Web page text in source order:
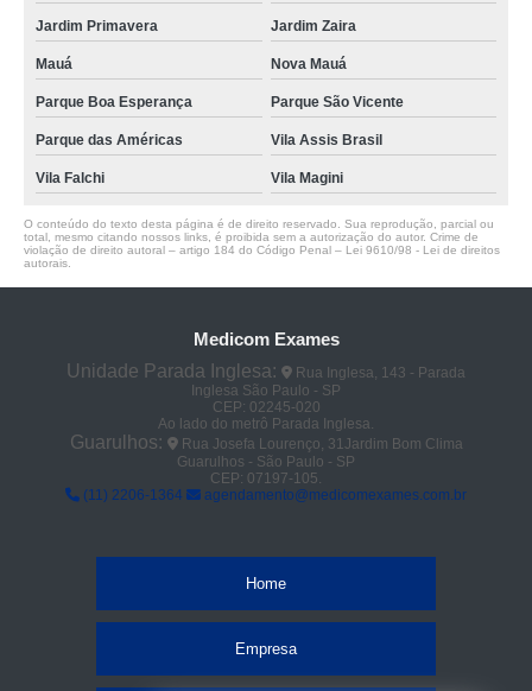
Jardim Primavera Jardim Zaira
Mauá Nova Mauá
Parque Boa Esperança Parque São Vicente
Parque das Américas Vila Assis Brasil
Vila Falchi Vila Magini
O conteúdo do texto desta página é de direito reservado. Sua reprodução, parcial ou
total, mesmo citando nossos links, é proibida sem a autorização do autor. Crime de
violação de direito autoral – artigo 184 do Código Penal – Lei 9610/98 - Lei de direitos
autorais
Medicom Exames
Unidade Parada Inglesa:
Rua Inglesa, 143 - Parada
Inglesa São Paulo - SP
CEP: 02245-020
Ao lado do metrô Parada Inglesa.
Guarulhos:
Rua Josefa Lourenço, 31Jardim Bom Clima
Guarulhos - São Paulo - SP
CEP: 07197-105.
(11) 2206-1364
agendamento@medicomexames.com.br
Home
Empresa